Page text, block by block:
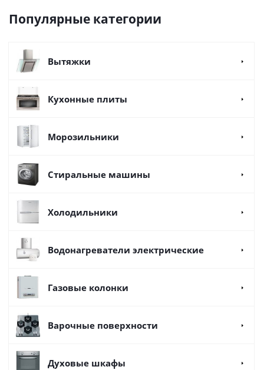
Популярные категории
Вытяжки
Кухонные плиты
Морозильники
Стиральные машины
Холодильники
Водонагреватели электрические
Газовые колонки
Варочные поверхности
Духовые шкафы